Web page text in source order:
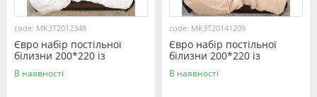
code: MK3T2012348
Євро набір постільної
білизни 200*220 із
мікрофібри №2012348
Черешенка™
В наявності
code: MK3T20141209
Євро набір постільної
білизни 200*220 із
мікрофібри №20141209
Черешенка™
В наявності